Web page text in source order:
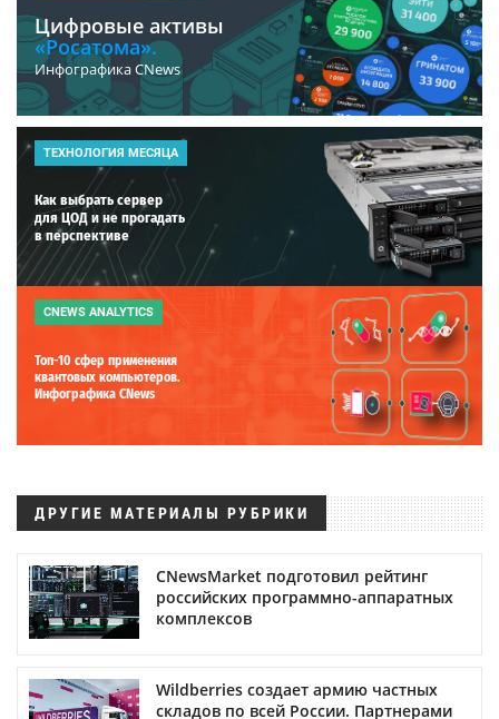
Цифровые активы
«Росатома».
Инфографика CNews
ТЕХНОЛОГИЯ МЕСЯЦА
Как выбрать сервер
для ЦОД и не прогадать
в перспективе
CNEWS ANALYTICS
Топ-10 сфер применения
квантовых компьютеров.
Инфографика CNews
ДРУГИЕ МАТЕРИАЛЫ РУБРИКИ
CNewsMarket подготовил рейтинг
российских программно-аппаратных
комплексов
Wildberries создает армию частных
складов по всей России. Партнерами